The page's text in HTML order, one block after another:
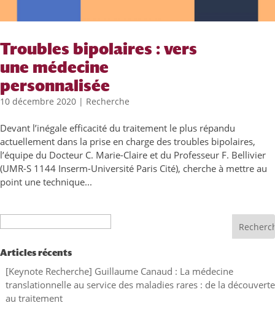
Troubles bipolaires : vers
une médecine
personnalisée
10 décembre 2020 | Recherche
Devant l’inégale efficacité du traitement le plus répandu
actuellement dans la prise en charge des troubles bipolaires,
l’équipe du Docteur C. Marie-Claire et du Professeur F. Bellivier
(UMR-S 1144 Inserm-Université Paris Cité), cherche à mettre au
point une technique...
Articles récents
[Keynote Recherche] Guillaume Canaud : La médecine
translationnelle au service des maladies rares : de la découverte
au traitement